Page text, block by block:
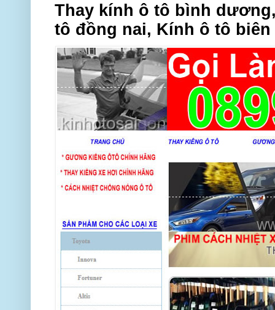
Thay kính ô tô bình
tô đồng nai, Kính ô tô biên